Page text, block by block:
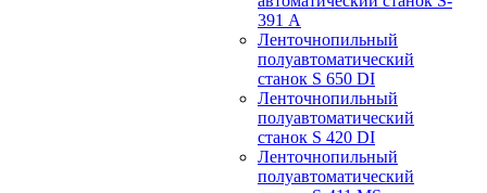
391 А
Ленточнопильный
полуавтоматический
станок S 650 DI
Ленточнопильный
полуавтоматический
станок S 420 DI
Ленточнопильный
полуавтоматический